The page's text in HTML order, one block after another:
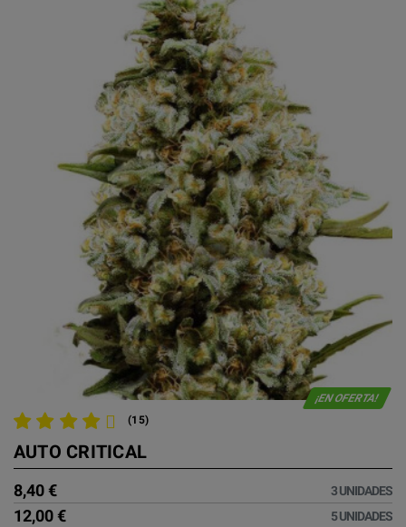
¡EN OFERTA!
(15)
AUTO CRITICAL
8,40 € 3 UNIDADES
12,00 € 5 UNIDADES